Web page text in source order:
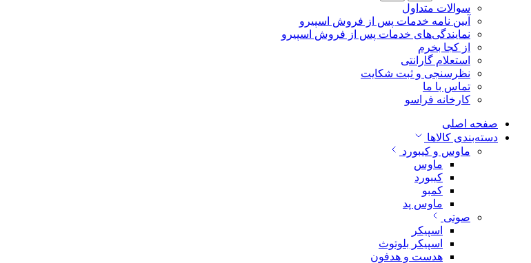
سوالات متداول
آیین نامه خدمات پس از فروش اسپیرو
نمایندگی‌های خدمات پس از فروش اسپیرو
از کجا بخرم
استعلام گارانتی
نظرسنجی و ثبت شکایت
تماس با ما
کارخانه فراسو
صفحه اصلی
دسته‌بندی کالاها
ماوس و کیبورد
ماوس
کیبورد
کمبو
ماوس پد
صوتی
اسپیکر
اسپیکر بلوتوث
هدست و هدفون